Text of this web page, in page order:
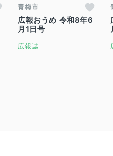
青梅市
広報おうめ 令和8年6
月1日号
広報誌